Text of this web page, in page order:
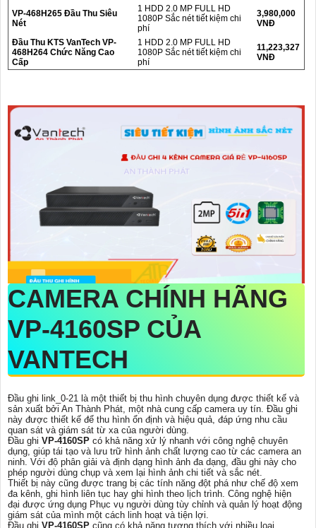
VP-468H265 Đầu Thu Siêu
Nét
1 HDD 2.0 MP FULL HD
1080P Sắc nét tiết kiệm chi
phí
3,980,000
VNĐ
Đầu Thu KTS VanTech VP-
468H264 Chức Năng Cao
Cấp
1 HDD 2.0 MP FULL HD
1080P Sắc nét tiết kiệm chi
phí
11,223,327
VNĐ
CAMERA CHÍNH HÃNG
VP-4160SP CỦA
VANTECH
Đầu ghi link_0-21 là một thiết bị thu hình chuyên dụng được thiết kế và
sản xuất bởi An Thành Phát, một nhà cung cấp camera uy tín. Đầu ghi
này được thiết kế để thu hình ổn định và hiệu quả, đáp ứng nhu cầu
quan sát và giám sát từ xa của người dùng.
Đầu ghi VP-4160SP có khả năng xử lý nhanh với công nghệ chuyên
dụng, giúp tái tạo và lưu trữ hình ảnh chất lượng cao từ các camera an
ninh. Với độ phân giải và định dạng hình ảnh đa dạng, đầu ghi này cho
phép người dùng chụp và xem lại hình ảnh chi tiết và sắc nét.
Thiết bị này cũng được trang bị các tính năng đột phá như chế độ xem
đa kênh, ghi hình liên tục hay ghi hình theo lịch trình. Công nghệ hiện
đại được ứng dụng Phục vụ người dùng tùy chỉnh và quản lý hoạt động
giám sát của mình một cách linh hoạt và tiện lợi.
Đầu ghi VP-4160SP cũng có khả năng tương thích với nhiều loại